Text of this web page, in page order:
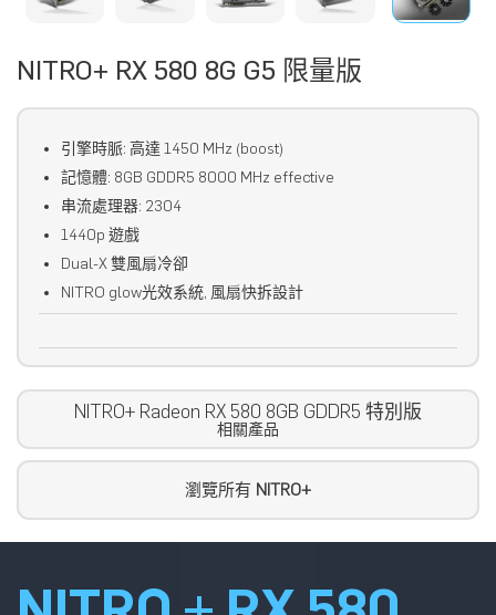
NITRO+ RX 580 8G G5 限量版
引擎時脈: 高達 1450 MHz (boost)
記憶體: 8GB GDDR5 8000 MHz effective
串流處理器: 2304
1440p 遊戲
Dual-X 雙風扇冷卻
NITRO glow光效系統, 風扇快拆設計
NITRO+ Radeon RX 580 8GB GDDR5 特別版
相關產品
瀏覽所有 NITRO+